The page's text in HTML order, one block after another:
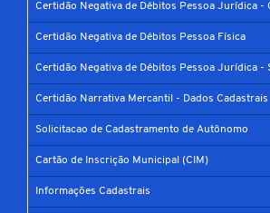
Certidão Negativa de Débitos Pessoa Jurídica -
Certidão Negativa de Débitos Pessoa Física
Certidão Negativa de Débitos Pessoa Jurídica -
Certidão Narrativa Mercantil - Dados Cadastrais
Solicitacao de Cadastramento de Autônomo
Cartão de Inscrição Municipal (CIM)
Informações Cadastrais